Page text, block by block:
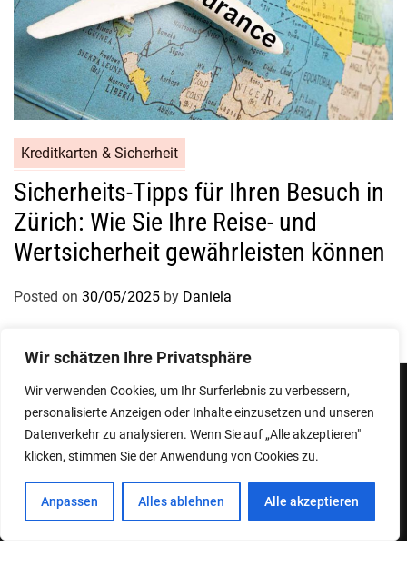
Wir schätzen Ihre Privatsphäre
Wir verwenden Cookies, um Ihr Surferlebnis zu verbessern,
personalisierte Anzeigen oder Inhalte einzusetzen und unseren
Datenverkehr zu analysieren. Wenn Sie auf „Alle akzeptieren"
klicken, stimmen Sie der Anwendung von Cookies zu.
Anpassen Alles ablehnen Alle akzeptieren
Kreditkarten & Sicherheit
Sicherheits-Tipps für Ihren Besuch in
Zürich: Wie Sie Ihre Reise- und
Wertsicherheit gewährleisten können
Posted on 30/05/2025 by Daniela
Designed & Developed by ThemeinWP Team
ImpressumDatenschutzerklärung